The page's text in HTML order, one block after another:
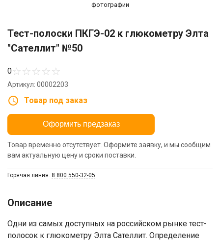
фотографии
Тест-полоски ПКГЭ-02 к глюкометру Элта
"Сателлит" №50
0☆☆☆☆☆
Артикул: 00002203
Товар под заказ
Оформить предзаказ
Товар временно отсутствует. Оформите заявку, и мы сообщим
вам актуальную цену и сроки поставки.
Горячая линия: 8 800 550-32-05
Описание
Одни из самых доступных на российском рынке тест-
полосок к глюкометру Элта Сателлит. Определение